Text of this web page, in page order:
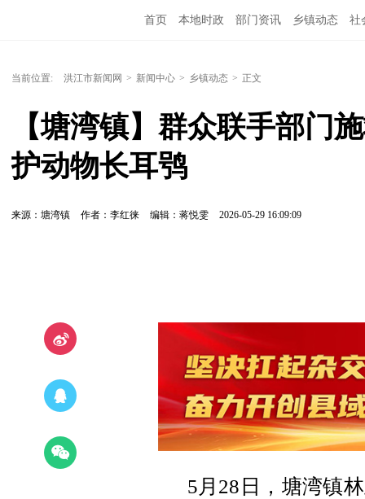
首页 本地时政 部门资讯 乡镇动态 社
当前位置: 洪江市新闻网 > 新闻中心 > 乡镇动态 > 正文
【塘湾镇】群众联手部门
护动物长耳鸮
来源：塘湾镇 作者：李红徕 编辑：蒋悦雯 2026-05-29 16:09:09
5月28日，塘湾镇